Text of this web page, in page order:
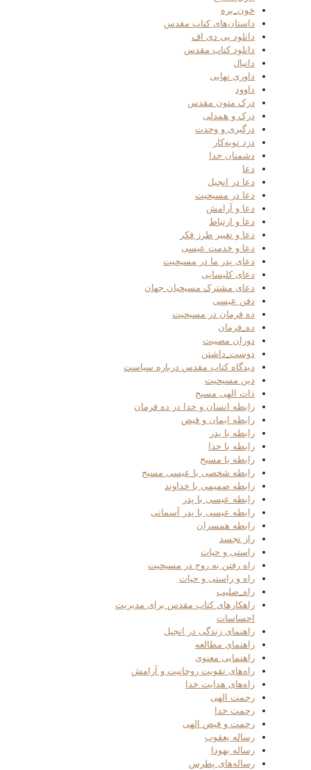
خون_بره
داستان‌های کتاب مقدس
دانلود پی دی اف
دانلود کتاب مقدس
دانیال
داوری نهایی
داوود
درک متون مقدس
درک و همدلی
درگیری و وحدت
دزد توبه‌کار
دشمنان خدا
دعا
دعا در انجیل
دعا در مسیحیت
دعا و آرامش
دعا و ارتباط
دعا و تغییر طرز فکر
دعا و خدمت عیسی
دعای پدر ما در مسیحیت
دعای کلیسایی
دعای مشترک مسیحیان جهان
دفن عیسی
ده فرمان در مسیحیت
ده_فرمان
دوران مصیبت
دوست_داشتن
دیدگاه کتاب مقدس درباره سیاست
دین مسیحیت
ذات الهی مسیح
رابطه انسان و خدا در ده فرمان
رابطه ایمان و فیض
رابطه با پدر
رابطه با خدا
رابطه با مسیح
رابطه شخصی با عیسی مسیح
رابطه صمیمی با خداوند
رابطه عیسی با پدر
رابطه عیسی با پدر آسمانی
رابطه همسران
راز تجسد
راستی و حیات
راه رفتن به روح در مسیحیت
راه و راستی و حیات
راه_صلیب
راهکارهای کتاب مقدس برای مدیریت
احساسات
راهنمای زندگی در انجیل
راهنمای مطالعه
راهنمایی معنوی
راه‌های تقویت روحانیت و آرامش
راه‌های هدایت خدا
رحمت الهی
رحمت خدا
رحمت و فیض الهی
رساله یعقوب
رساله یهودا
رساله‌های پطرس